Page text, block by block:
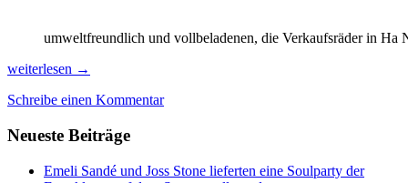
umweltfreundlich und vollbeladenen, die Verkaufsräder in Ha
Vietnam
23
modern,
abgasschwanger
weiterlesen →
Schreibe einen Kommentar
Neueste Beiträge
Emeli Sandé und Joss Stone lieferten eine Soulparty der